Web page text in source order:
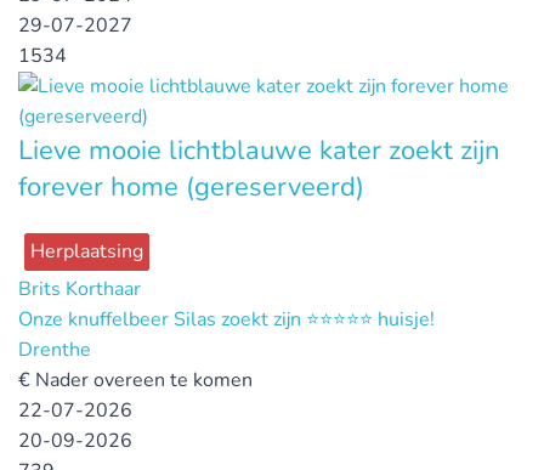
29-07-2027
1534
Lieve mooie lichtblauwe kater zoekt zijn
forever home (gereserveerd)
Herplaatsing
Brits Korthaar
Onze knuffelbeer Silas zoekt zijn ⭐️⭐️⭐️⭐️⭐️ huisje!
Drenthe
€ Nader overeen te komen
22-07-2026
20-09-2026